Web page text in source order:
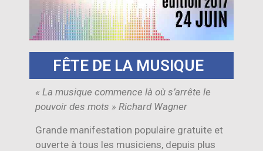
FÊTE DE LA MUSIQUE
« La musique commence là où s’arrête le
pouvoir des mots » Richard Wagner
Grande manifestation populaire gratuite et
ouverte à tous les musiciens, depuis plus